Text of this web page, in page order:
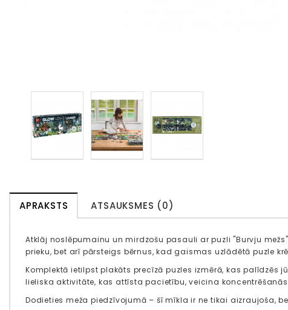
APRAKSTS ATSAUKSMES (0)
Atklāj noslēpumainu un mirdzošu pasauli ar puzli "Burvju
prieku, bet arī pārsteigs bērnus, kad gaismas uzlādētā puzle
Komplektā ietilpst plakāts precīzā puzles izmērā, kas
lieliska aktivitāte, kas attīsta pacietību, veicina
Dodieties meža piedzīvojumā – šī mīkla ir ne tikai aizraujoša,